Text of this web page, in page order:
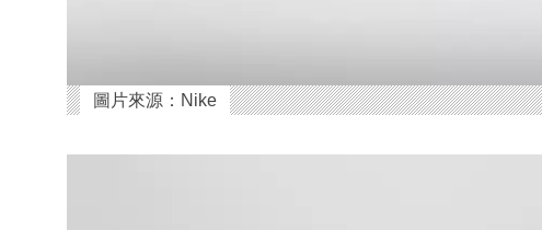
圖片來源：Nike